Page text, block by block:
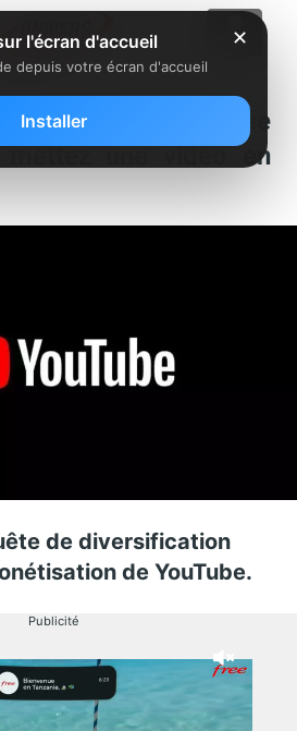
la publicité diffusée
mettez une vidéo en
de diversification
de YouTube.
Publicité
✕
l'écran d'accueil
depuis votre écran d'accueil
Installer